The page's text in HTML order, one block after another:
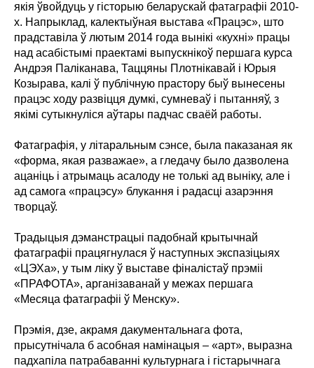
якія ўвойдуць у гісторыю беларускай фатаграфіі 2010-
х. Напрыклад, калектыўная выстава «Працэс», што
прадставіла ў лютым 2014 года вынікі «кухні» працы
над асабістымі праектамі выпускнікоў першага курса
Андрэя Паліканава, Таццяны Плотнікавай і Юрыя
Козырава, калі ў публічную прастору быў вынесены
працэс ходу развіцця думкі, сумневаў і пытанняў, з
якімі сутыкнуліся аўтары падчас сваёй работы.
Фатаграфія, у літаральным сэнсе, была паказаная як
«форма, якая разважае», а гледачу было дазволена
ацаніць і атрымаць асалоду не толькі ад выніку, але і
ад самога «працэсу» блукання і радасці азарэння
творцаў.
Традыцыя дэманстрацыі падобнай крытычнай
фатаграфіі працягнулася ў наступных экспазіцыях
«ЦЭХа», у тым ліку ў выставе фіналістаў прэміі
«ПРАФОТА», арганізаванай у межах першага
«Месяца фатаграфіі ў Менску».
Прэмія, дзе, акрамя дакументальнага фота,
прысутнічала б асобная намінацыя – «арт», выразна
падхапіла патрабаванні культурнага і гістарычнага